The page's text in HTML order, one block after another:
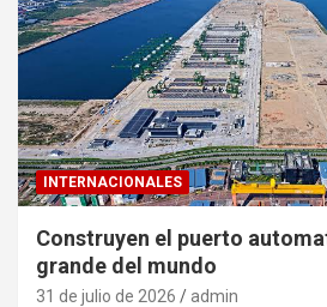
INTERNACIONALES
Construyen el puerto
grande del mundo
31 de julio de 2026 admin